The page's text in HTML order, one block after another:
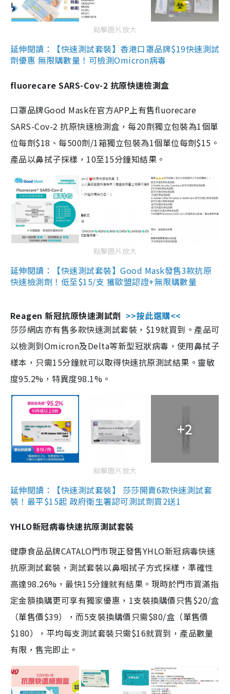
點擊圖片放大
延伸閱讀：【快速測試套裝】香港口罩品牌$19快速測試
劑優惠 無限購數量！可檢測Omicron病毒
fluorecare SARS-Cov-2 抗原快速檢測盒
口罩品牌Good Mask在官方APP上有售fluorecare
SARS-Cov-2 抗原快速檢測盒，每20劑獨立包裝為1個單
位每劑$18、每500劑/1箱獨立包裝為1個單位每劑$15。
產品以鼻拭子採樣，10至15分鐘知結果。
點擊圖片放大
延伸閱讀：【快速測試套裝】Good Mask發售3款抗原
快速檢測劑！低至$15/支 獲歐盟認證+無限購數量
Reagen 新冠抗原快速測試劑 >>按此選購<<
莎莎網店亦有售多款快速測試套裝，$19就買到。產品可
以檢測到Omicron及Delta等新型冠狀病毒，使用鼻拭子
樣本，只需15分鐘就可以取得快速抗原測試結果。靈敏
度95.2%，特異度98.1%。
+2
點擊圖片放大
延伸閱讀：【快速測試套裝】 莎莎開賣6款快速測試套
裝！最平$15起 政府衛生署認可測試劑買2送1
YHLO新冠病毒快速抗原測試套裝
健康食品品牌CATALO門市現正發售YHLO新冠病毒快速
抗原測試套裝，測試套裝以鼻咽拭子方式採樣，準確性
高達98.26%，最快15分鐘就有結果。現時於門市買滿指
定金額換購更可享有獨家優惠，1支裝換購價只售$20/盒
（單售價$39），而5支裝換購價只需$80/盒（單售價
$180），平均每支測試套裝只需$16就買到，產品數量
有限，售完即止。